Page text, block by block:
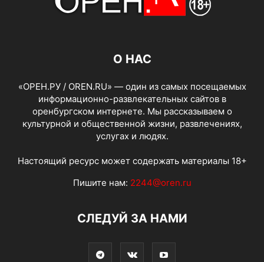
О НАС
«ОРЕН.РУ / OREN.RU» — один из самых посещаемых
информационно-развлекательных сайтов в
оренбургском интернете. Мы рассказываем о
культурной и общественной жизни, развлечениях,
услугах и людях.
Настоящий ресурс может содержать материалы 18+
Пишите нам: 2244@oren.ru
СЛЕДУЙ ЗА НАМИ